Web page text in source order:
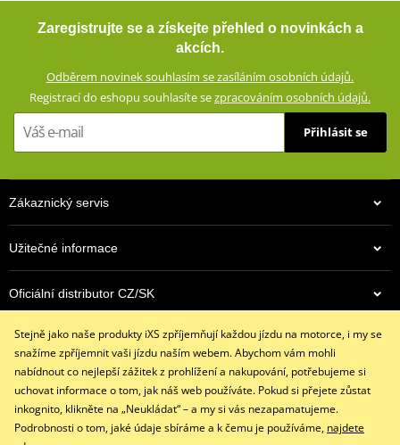
Pohodlné motocyklové džíny s rovným střihem. Tyto džíny
poskytují dostatečnou ochranu při jízdě na motocyklu díky
impaktních místech. Zároveň vypadají civilně a díky příměsi
elastanu skvěle padnou a příjemně se nosí.
Džíny s rovným střihem a 5 kapsami
Vnější materiál: 98% bavlna, 2% elastan
Podšívka: 100% polyester
40% polyester
Podšívka ze síťoviny od pasu ke kolenům
Výškově nastavitelné vyjímatelné CE certifikované chrániče
Džíny jsou z výroby opatřeny prémiovou impregnací
Huntsman®, která vydrží až 15 vyprání
PDF iXS SIZE
PDF iXS SIZE
PDF
Zaregistrujte se a získejte přehled o novinkách a
akcích.
Odběrem novinek souhlasím se zasíláním osobních údajů.
Registrací do eshopu souhlasíte sezpracováním osobních údajů.
Přihlásit se
Zákaznický servis
Užitečné informace
Oficiální distributor CZ/SK
Kontaktujte nás
info@ixs-motopoint.cz
Po - Pá (8:00 - 16:30)
Stejně jako naše produkty iXS zpříjemňují každou jízdu na motorce, i my se
snažíme zpříjemnit vaši jízdu naším webem. Abychom vám mohli
nabídnout co nejlepší zážitek z prohlížení a nakupování, potřebujeme si
uchovat informace o tom, jak náš web používáte. Pokud si přejete zůstat
inkognito, klikněte na „Neukládat“ – a my si vás nezapamatujeme.
Podrobnosti o tom, jaké údaje sbíráme a k čemu je používáme, najdete